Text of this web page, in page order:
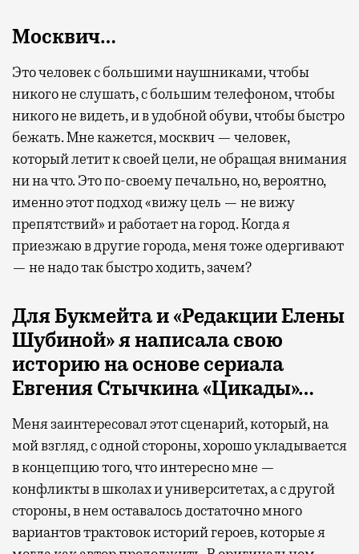
Москвич…
Это человек с большими наушниками, чтобы
никого не слушать, с большим телефоном, чтобы
никого не видеть, и в удобной обуви, чтобы быстро
бежать. Мне кажется, москвич — человек,
который летит к своей цели, не обращая внимания
ни на что. Это по-своему печально, но, вероятно,
именно этот подход «вижу цель — не вижу
препятствий» и работает на город. Когда я
приезжаю в другие города, меня тоже одергивают
— не надо так быстро ходить, зачем?
Для Букмейта и «Редакции Елены
Шубиной» я написала свою
историю на основе сериала
Евгения Стычкина «Цикады»…
Меня заинтересовал этот сценарий, который, на
мой взгляд, с одной стороны, хорошо укладывается
в концепцию того, что интересно мне —
конфликты в школах и университетах, а с другой
стороны, в нем оставалось достаточно много
вариантов трактовок историй героев, которые я